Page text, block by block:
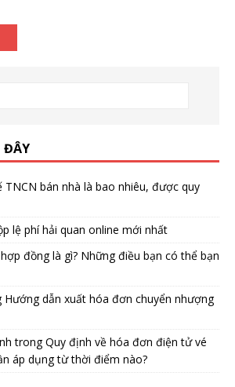
ĐÂY
TNCN bán nhà là bao nhiêu, được quy
lệ phí hải quan online mới nhất
đồng là gì? Những điều bạn có thể bạn
Hướng dẫn xuất hóa đơn chuyển nhượng
trongQuy định về hóa đơn điện tử vé
áp dụng từ thời điểm nào?